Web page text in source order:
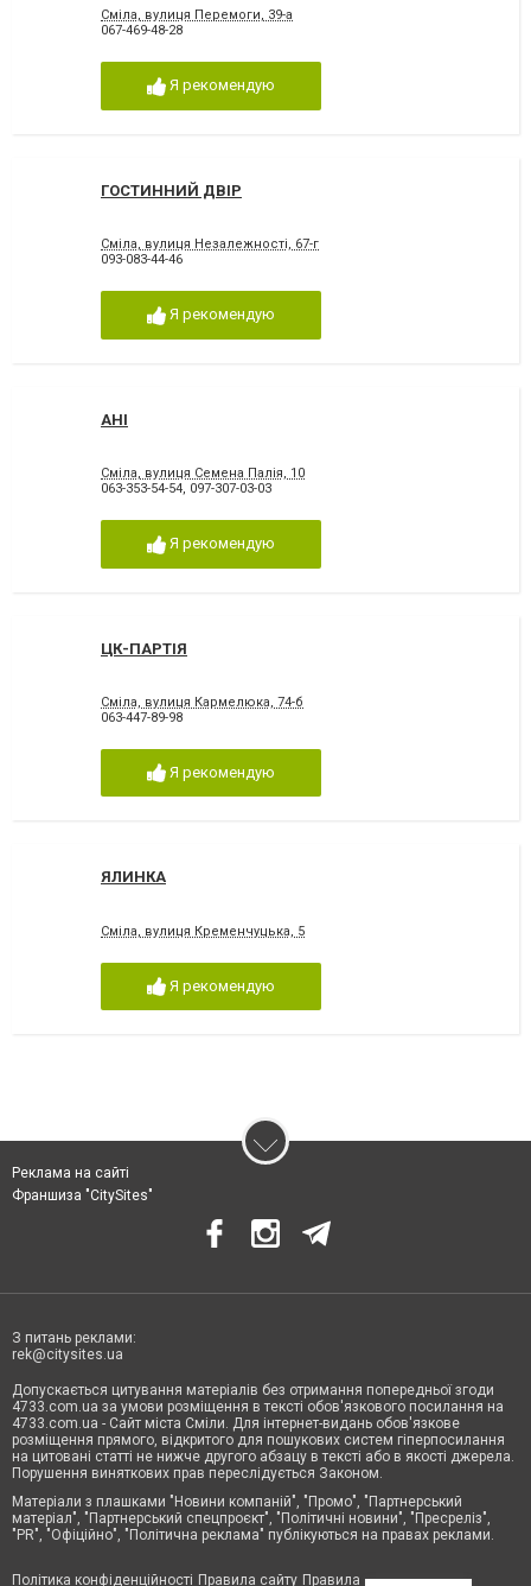
Сміла, вулиця Перемоги, 39-а
067-469-48-28
Я рекомендую
ГОСТИННИЙ ДВІР
Сміла, вулиця Незалежності, 67-г
093-083-44-46
Я рекомендую
АНІ
Сміла, вулиця Семена Палія, 10
063-353-54-54, 097-307-03-03
Я рекомендую
ЦК-ПАРТІЯ
Сміла, вулиця Кармелюка, 74-б
063-447-89-98
Я рекомендую
ЯЛИНКА
Сміла, вулиця Кременчуцька, 5
Я рекомендую
Реклама на сайті
Франшиза "CitySites"
З питань реклами:
rek@citysites.ua
Допускається цитування матеріалів без отримання попередньої згоди
4733.com.ua за умови розміщення в тексті обов'язкового посилання на
4733.com.ua - Сайт міста Сміли. Для інтернет-видань обов'язкове
розміщення прямого, відкритого для пошукових систем гіперпосилання
на цитовані статті не нижче другого абзацу в тексті або в якості джерела.
Порушення виняткових прав переслідується Законом.
Матеріали з плашками "Новини компаній", "Промо", "Партнерський
матеріал", "Партнерський спецпроєкт", "Політичні новини", "Пресреліз",
"PR", "Офіційно", "Політична реклама" публікуються на правах реклами.
Політика конфіденційності Правила сайту Правила